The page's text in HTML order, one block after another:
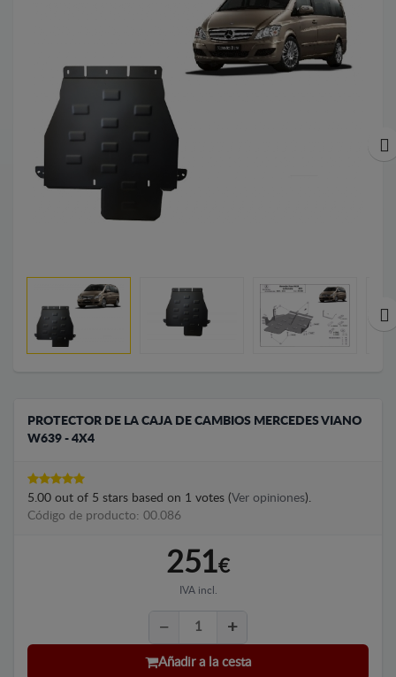
PROTECTOR DE LA CAJA DE CAMBIOS MERCEDES VIANO
W639 - 4X4
5.00 out of 5 stars based on 1 votes (Ver opiniones).
Código de producto: 00.086
251€
IVA incl.
Añadir a la cesta